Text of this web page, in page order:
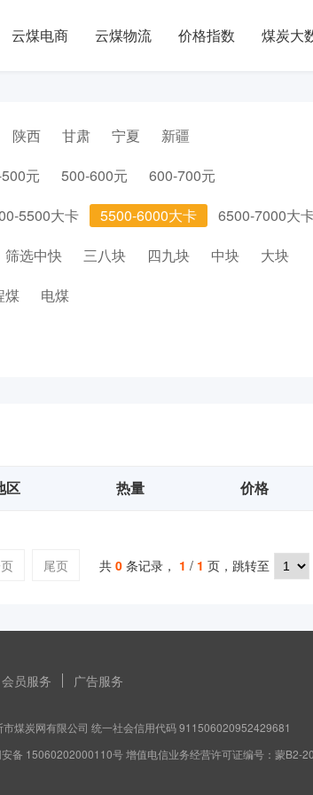
云煤电商 云煤物流 价格指数 煤炭大
陕西 甘肃 宁夏
新疆
元 500-600元
600-700元
5500大卡 5500-6000大卡 6500-7000大
筛选中快 三八块 四九块 中块
大块
煤
电煤
区 热量 价格
尾页 共 0 条记录， 1 / 1 页，跳转至
会员服务 广告服务
煤炭网有限公司 统一社会信用代码 911506020952429681
备 15060202000110号 增值电信业务经营许可证编号：蒙B2-